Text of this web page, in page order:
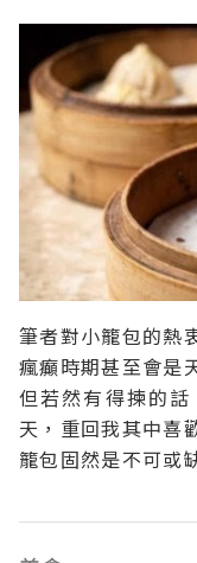
筆者對小籠包的熱
瘋癲時期甚至會是
但若然有得揀的
天，重回我其中喜
籠包固然是不可或
個性，特別喜歡蝦
薄多汁肉鮮，這品